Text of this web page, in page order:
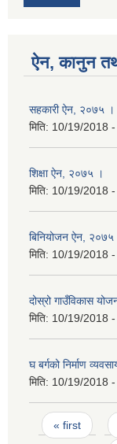
ऐन, कानुन
सहकारी ऐन, २०७५ ।
मिति: 10/19/2018
शिक्षा ऐन, २०७५ ।
मिति: 10/19/2018
बिनियोजन ऐन, २०७५
मिति: 10/19/2018
दोस्रो गाउँविकास
मिति: 10/19/2018
घ बर्गको निर्माण
मिति: 10/19/2018
Pages
« first